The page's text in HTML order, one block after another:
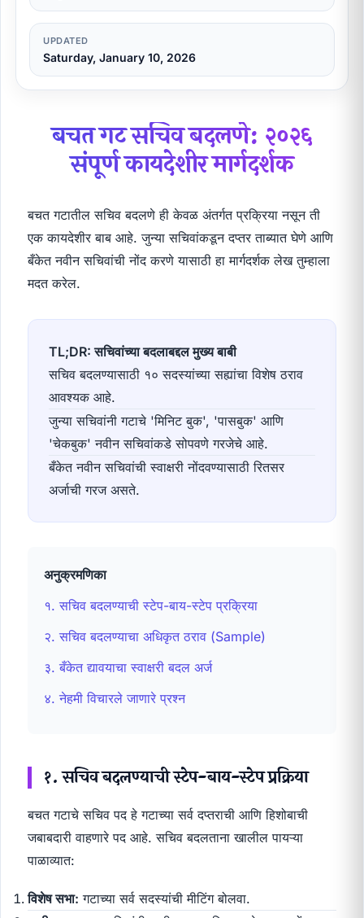
UPDATED
Saturday, January 10, 2026
बचत गट सचिव बदलणे: २०२६
संपूर्ण कायदेशीर मार्गदर्शक
बचत गटातील सचिव बदलणे ही केवळ अंतर्गत प्रक्रिया नसून ती
एक कायदेशीर बाब आहे. जुन्या सचिवांकडून दप्तर ताब्यात घेणे आणि
बँकेत नवीन सचिवांची नोंद करणे यासाठी हा मार्गदर्शक लेख तुम्हाला
मदत करेल.
TL;DR: सचिवांच्या बदलाबद्दल मुख्य बाबी
सचिव बदलण्यासाठी १० सदस्यांच्या सह्यांचा विशेष ठराव
आवश्यक आहे.
जुन्या सचिवांनी गटाचे 'मिनिट बुक', 'पासबुक' आणि
'चेकबुक' नवीन सचिवांकडे सोपवणे गरजेचे आहे.
बँकेत नवीन सचिवांची स्वाक्षरी नोंदवण्यासाठी रितसर
अर्जाची गरज असते.
अनुक्रमणिका
१. सचिव बदलण्याची स्टेप-बाय-स्टेप प्रक्रिया
२. सचिव बदलण्याचा अधिकृत ठराव (Sample)
३. बँकेत द्यावयाचा स्वाक्षरी बदल अर्ज
४. नेहमी विचारले जाणारे प्रश्न
१. सचिव बदलण्याची स्टेप-बाय-स्टेप प्रक्रिया
बचत गटाचे सचिव पद हे गटाच्या सर्व दप्तराची आणि हिशोबाची
जबाबदारी वाहणारे पद आहे. सचिव बदलताना खालील पायऱ्या
पाळाव्यात:
विशेष सभा: गटाच्या सर्व सदस्यांची मीटिंग बोलवा.